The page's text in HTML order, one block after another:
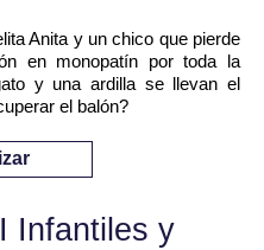
Anita y un chico que pierde
en monopatín por toda la
y una ardilla se llevan el
el balón?
Infantiles y